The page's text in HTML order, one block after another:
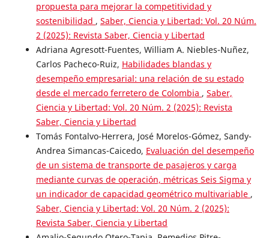
propuesta para mejorar la competitividad y
sostenibilidad , Saber, Ciencia y Libertad: Vol. 20 Núm.
2 (2025): Revista Saber, Ciencia y Libertad
Adriana Agresott-Fuentes, William A. Niebles-Nuñez,
Carlos Pacheco-Ruiz, Habilidades blandas y
desempeño empresarial: una relación de su estado
desde el mercado ferretero de Colombia , Saber,
Ciencia y Libertad: Vol. 20 Núm. 2 (2025): Revista
Saber, Ciencia y Libertad
Tomás Fontalvo-Herrera, José Morelos-Gómez, Sandy-
Andrea Simancas-Caicedo, Evaluación del desempeño
de un sistema de transporte de pasajeros y carga
mediante curvas de operación, métricas Seis Sigma y
un indicador de capacidad geométrico multivariable ,
Saber, Ciencia y Libertad: Vol. 20 Núm. 2 (2025):
Revista Saber, Ciencia y Libertad